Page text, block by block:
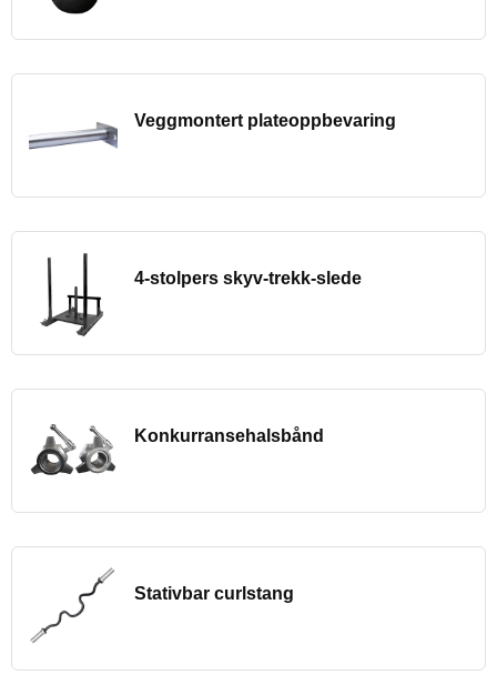
Veggmontert plateoppbevaring
4-stolpers skyv-trekk-slede
Konkurransehalsbånd
Stativbar curlstang